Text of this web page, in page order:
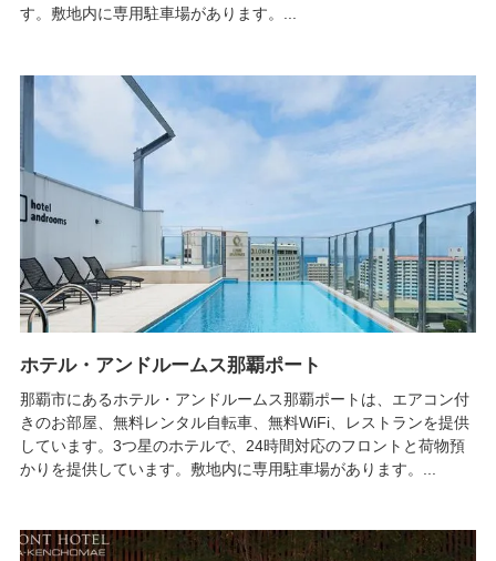
す。敷地内に専用駐車場があります。...
ホテル・アンドルームス那覇ポート
那覇市にあるホテル・アンドルームス那覇ポートは、エアコン付
きのお部屋、無料レンタル自転車、無料WiFi、レストランを提供
しています。3つ星のホテルで、24時間対応のフロントと荷物預
かりを提供しています。敷地内に専用駐車場があります。...